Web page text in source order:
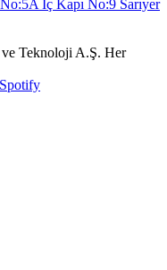
İç Kapı No:9 Sarıyer
Teknoloji A.Ş. Her
Spotify